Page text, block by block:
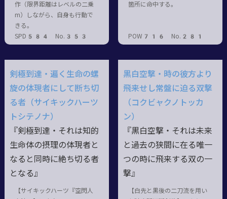
作（限界距離はレベルの二乗
m）しながら、自身も行動で
きる。
SPD584 No.353
箇所に命中する。
POW716 No.281
剣極到達・遍く生命の螺
旋の体現者にして断ち切
る者（サイキックハーツ
トシテノナ）
『剣極到達・それは知的
生命体の摂理の体現者と
なると同時に絶ち切る者
となる』
【サイキックハーツ『空閃人
黒白空撃・時の彼方より
飛来せし常盤に迫る双撃
（コクビャクノトッカ
ン）
『黒白空撃・それは未来
と過去の狭間に在る唯一
つの時に飛来する双の一
撃』
【白先と黒後の二刀流を用い